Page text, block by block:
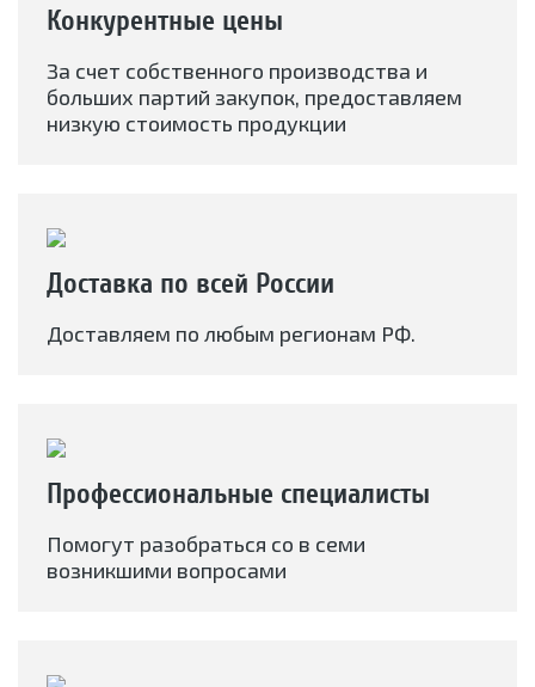
Конкурентные цены
За счет собственного производства и
больших партий закупок, предоставляем
низкую стоимость продукции
Доставка по всей России
Доставляем по любым регионам РФ.
Профессиональные специалисты
Помогут разобраться со в семи
возникшими вопросами